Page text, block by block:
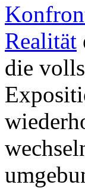
Realität
die